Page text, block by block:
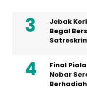
Jebak
Begal
Final
Nobar